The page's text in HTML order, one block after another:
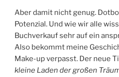
Aber damit nicht genug.
Potenzial. Und wie wir alle
Buchverkauf sehr auf ein
Also bekommt meine
Make-up verpasst. Der neue
kleine Laden der großen